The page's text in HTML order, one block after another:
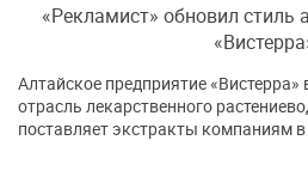
«Рекламист» обновил стиль
Алтайское предприятие
отрасль лекарственного
поставляет экстракты компаниям